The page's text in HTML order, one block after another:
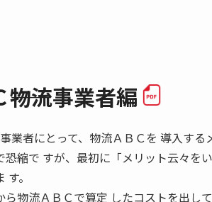
物流事業者編
業者にとって、物流ＡＢＣを 導入す
恐縮で すが、最初に「メリット云々を
。
ら物流ＡＢＣで算定 したコストを出し